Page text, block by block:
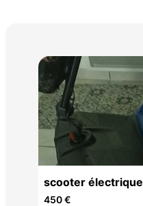
scooter électrique
450 €